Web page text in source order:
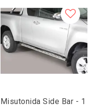
Misutonida Side Bar - 1